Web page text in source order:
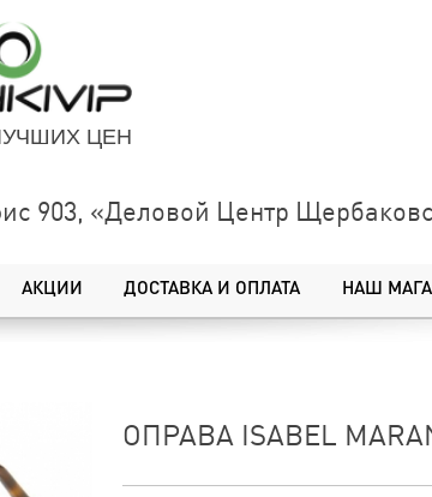
ЦЕН
903, «Деловой Центр
АКЦИИ ДОСТАВКА И ОПЛАТА НАШ
ОПРАВА ISABEL